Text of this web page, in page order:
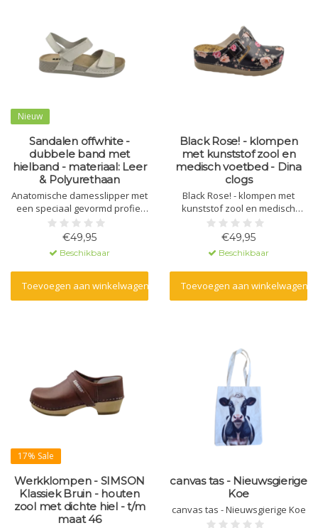
Nieuw
Sandalen offwhite -
dubbele band met
hielband - materiaal: Leer
& Polyurethaan
Anatomische damesslipper met
een speciaal gevormd profiel
en massagegel. Gemaakt van
natuurlijk materiaal - leer - en
een polyurethaan zool.
€49,95
Beschikbaar
Toevoegen aan winkelwagen
Black Rose! - klompen
met kunststof zool en
medisch voetbed - Dina
clogs
Black Rose! - klompen met
kunststof zool en medisch
voetbed - Dina clogs
€49,95
Beschikbaar
Toevoegen aan winkelwagen
17% Sale
Werkklompen - SIMSON
Klassiek Bruin - houten
zool met dichte hiel - t/m
maat 46
canvas tas - Nieuwsgierige
Koe
canvas tas - Nieuwsgierige Koe